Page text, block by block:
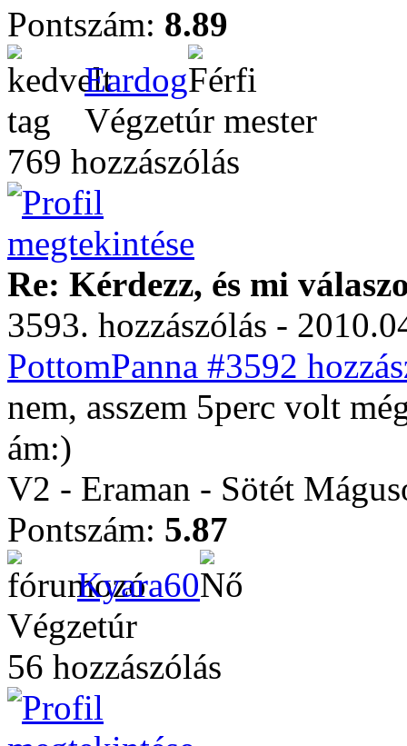
Pontszám: 8.89
Eardog
Végzetúr mester
769 hozzászólás
Re: Kérdezz, és mi
3593. hozzászólás -
PottomPanna #3592
nem, asszem 5perc volt
ám:)
V2 - Eraman - Sötét
Pontszám: 5.87
Kyara60
Végzetúr
56 hozzászólás